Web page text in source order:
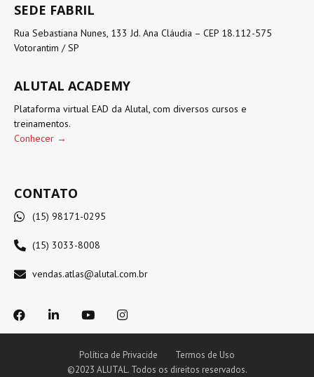
SEDE FABRIL
Rua Sebastiana Nunes, 133 Jd. Ana Cláudia – CEP 18.112-575
Votorantim / SP
ALUTAL ACADEMY
Plataforma virtual EAD da Alutal, com diversos cursos e
treinamentos.
Conhecer →
CONTATO
(15) 98171-0295
(15) 3033-8008
vendas.atlas@alutal.com.br
Política de Privacide
Termos de Uso
©2023 ALUTAL. Todos os direitos reservados.